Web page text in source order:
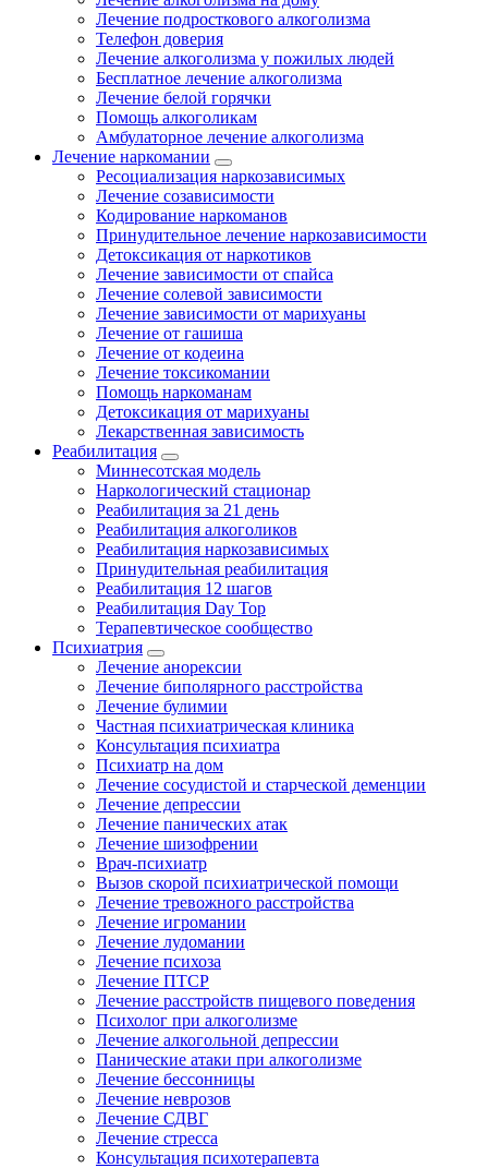
Лечение подросткового алкоголизма
Телефон доверия
Лечение алкоголизма у пожилых людей
Бесплатное лечение алкоголизма
Лечение белой горячки
Помощь алкоголикам
Амбулаторное лечение алкоголизма
Лечение наркомании
Ресоциализация наркозависимых
Лечение созависимости
Кодирование наркоманов
Принудительное лечение наркозависимости
Детоксикация от наркотиков
Лечение зависимости от спайса
Лечение солевой зависимости
Лечение зависимости от марихуаны
Лечение от гашиша
Лечение от кодеина
Лечение токсикомании
Помощь наркоманам
Детоксикация от марихуаны
Лекарственная зависимость
Реабилитация
Миннесотская модель
Наркологический стационар
Реабилитация за 21 день
Реабилитация алкоголиков
Реабилитация наркозависимых
Принудительная реабилитация
Реабилитация 12 шагов
Реабилитация Day Top
Терапевтическое сообщество
Психиатрия
Лечение анорексии
Лечение биполярного расстройства
Лечение булимии
Частная психиатрическая клиника
Консультация психиатра
Психиатр на дом
Лечение сосудистой и старческой деменции
Лечение депрессии
Лечение панических атак
Лечение шизофрении
Врач-психиатр
Вызов скорой психиатрической помощи
Лечение тревожного расстройства
Лечение игромании
Лечение лудомании
Лечение психоза
Лечение ПТСР
Лечение расстройств пищевого поведения
Психолог при алкоголизме
Лечение алкогольной депрессии
Панические атаки при алкоголизме
Лечение бессонницы
Лечение неврозов
Лечение СДВГ
Лечение стресса
Консультация психотерапевта